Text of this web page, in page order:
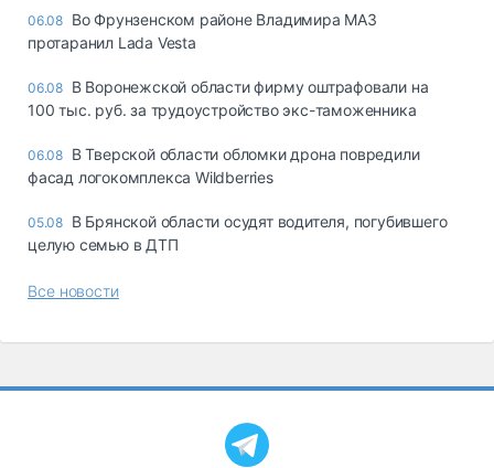
06.08 Во Фрунзенском районе Владимира МАЗ
протаранил Lada Vesta
06.08 В Воронежской области фирму оштрафовали на
100 тыс. руб. за трудоустройство экс-таможенника
06.08 В Тверской области обломки дрона повредили
фасад логокомплекса Wildberries
05.08 В Брянской области осудят водителя, погубившего
целую семью в ДТП
Все новости